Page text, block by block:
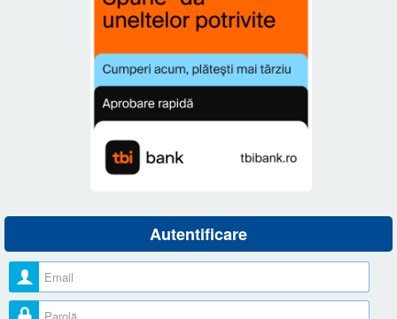
Autentificare
Nume utilizator
Parolă